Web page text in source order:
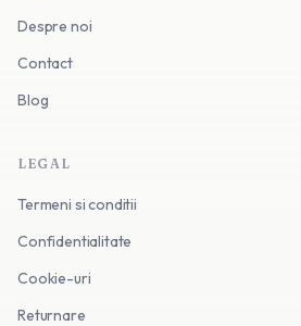
Despre noi
Contact
Blog
LEGAL
Termeni si conditii
Confidentialitate
Cookie-uri
Returnare